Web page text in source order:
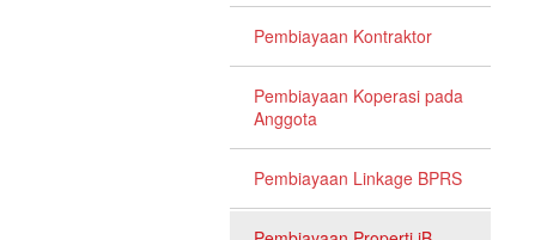
Pembiayaan Kontraktor
Pembiayaan Koperasi pada
Anggota
Pembiayaan Linkage BPRS